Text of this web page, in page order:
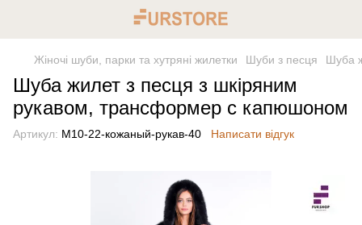
Жіночі шуби, парки та хутряні жилетки Шуби з песця Шуба
Шуба жилет з песця з шкіряним
рукавом, трансформер с капюшоном
Артикул: М10-22-кожаный-рукав-40 Написати відгук